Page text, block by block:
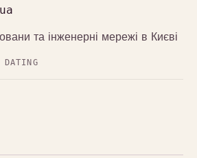
та інженерні мережі в Києві